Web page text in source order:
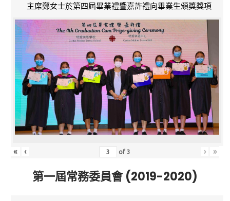
主席鄭女士於第四屆畢業禮暨嘉許禮向畢業生頒獎獎項
« ‹ of3 › »
第一屆常務委員會 (2019-2020)